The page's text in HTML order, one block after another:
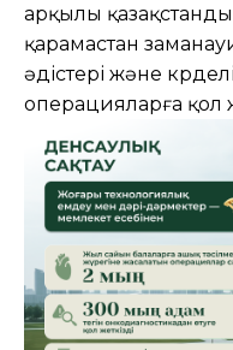
арқылы
қарамастан
әдістері және
операцияларға қол